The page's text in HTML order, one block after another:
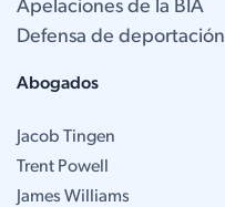
Apelaciones de la BIA
Defensa de deportación
Abogados
Jacob Tingen
Trent Powell
James Williams